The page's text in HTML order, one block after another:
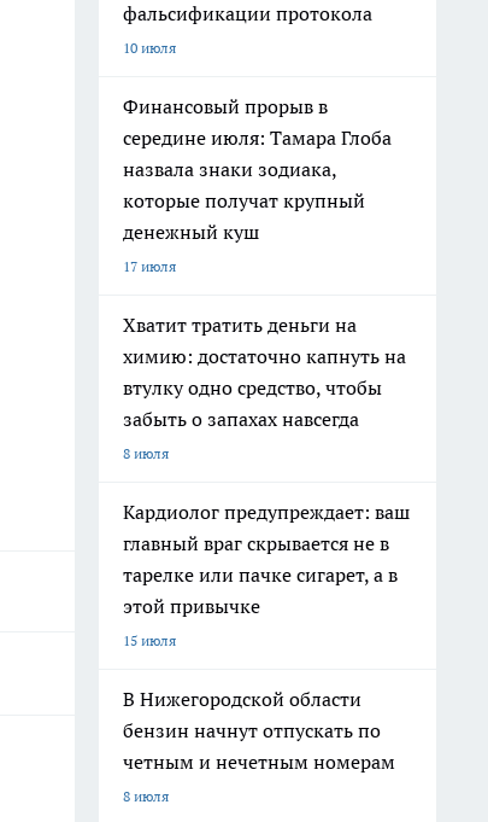
фальсификации протокола
10 июля
Финансовый прорыв в
середине июля: Тамара Глоба
назвала знаки зодиака,
которые получат крупный
денежный куш
17 июля
Хватит тратить деньги на
химию: достаточно капнуть на
втулку одно средство, чтобы
забыть о запахах навсегда
8 июля
Кардиолог предупреждает: ваш
главный враг скрывается не в
тарелке или пачке сигарет, а в
этой привычке
15 июля
В Нижегородской области
бензин начнут отпускать по
четным и нечетным номерам
8 июля